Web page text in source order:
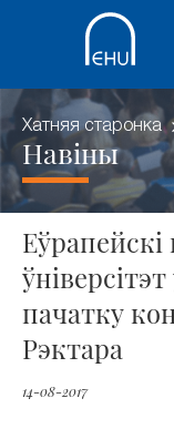
Хатняя старонка
Навіны
пачатку
Рэктара
14-08-2017